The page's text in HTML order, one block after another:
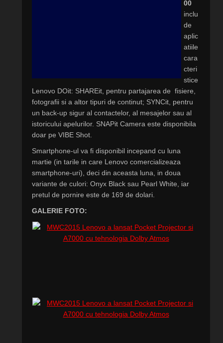
00
inclu
de
aplic
atiile
cara
cteri
stice
Lenovo DOit: SHAREit, pentru partajarea de fisiere,
fotografii si a altor tipuri de continut; SYNCit, pentru
un back-up sigur al contactelor, al mesajelor sau al
istoricului apelurilor. SNAPit Camera este disponibila
doar pe VIBE Shot.
Smartphone-ul va fi disponibil incepand cu luna
martie (in tarile in care Lenovo comercializeaza
smartphone-uri), deci din aceasta luna, in doua
variante de culori: Onyx Black sau Pearl White, iar
pretul de pornire este de 169 de dolari.
GALERIE FOTO: